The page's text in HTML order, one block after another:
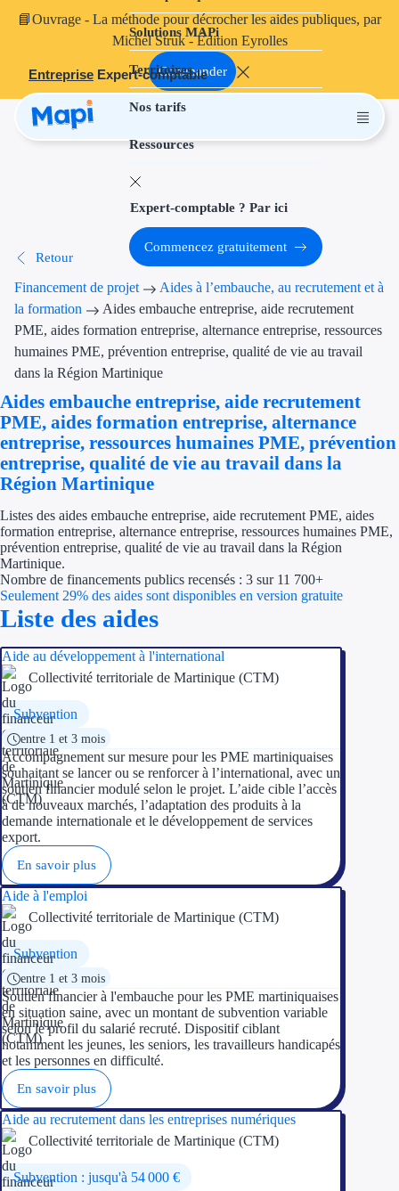
📘Ouvrage - La méthode pour décrocher les aides publiques, par
Michel Struk - Édition Eyrolles
Commander
Entreprise Expert-comptable
Solutions MAPi
Territoires
Nos tarifs
Ressources
Projets finançables
Aides à
Aides
Thématiques
Financement
Transition
Aides RSE
Création
Cession
Aides
Subventions
Crédits &
Exonération
Prêts publics
Expert-comptable ? Par ici
Commencez gratuitement
Retour
Financement de projet
Aides à l’embauche, au recrutement et à
la formation
Aides embauche entreprise, aide recrutement
PME, aides formation entreprise, alternance entreprise, ressources
humaines PME, prévention entreprise, qualité de vie au travail
dans la Région Martinique
Aides embauche entreprise, aide recrutement
PME, aides formation entreprise, alternance
entreprise, ressources humaines PME, prévention
entreprise, qualité de vie au travail dans la
Région Martinique
Listes des aides embauche entreprise, aide recrutement PME, aides
formation entreprise, alternance entreprise, ressources humaines PME,
prévention entreprise, qualité de vie au travail dans la Région
Martinique.
Nombre de financements publics recensés : 3 sur 11 700+
Seulement 29% des aides sont disponibles en version gratuite
Liste des aides
Aide au développement à l'international
Collectivité territoriale de Martinique (CTM)
Subvention
entre 1 et 3 mois
Accompagnement sur mesure pour les PME martiniquaises
souhaitant se lancer ou se renforcer à l’international, avec un
soutien financier modulé selon le projet. L’aide cible l’accès
à de nouveaux marchés, l’adaptation des produits à la
demande internationale et le développement de services
export.
En savoir plus
Aide à l'emploi
Collectivité territoriale de Martinique (CTM)
Subvention
entre 1 et 3 mois
Soutien financier à l'embauche pour les PME martiniquaises
en situation saine, avec un montant de subvention variable
selon le profil du salarié recruté. Dispositif ciblant
notamment les jeunes, les seniors, les travailleurs handicapés
et les personnes en difficulté.
En savoir plus
Aide au recrutement dans les entreprises numériques
Collectivité territoriale de Martinique (CTM)
Subvention : jusqu'à 54 000 €